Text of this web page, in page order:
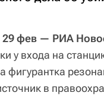
фев — РИА
у входа на
фигурантка
в